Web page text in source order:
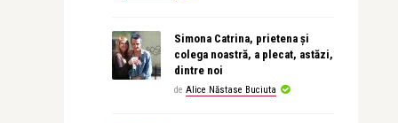
Simona Catrina, prietena și
colega noastră, a plecat, astăzi,
dintre noi
de Alice Năstase Buciuta